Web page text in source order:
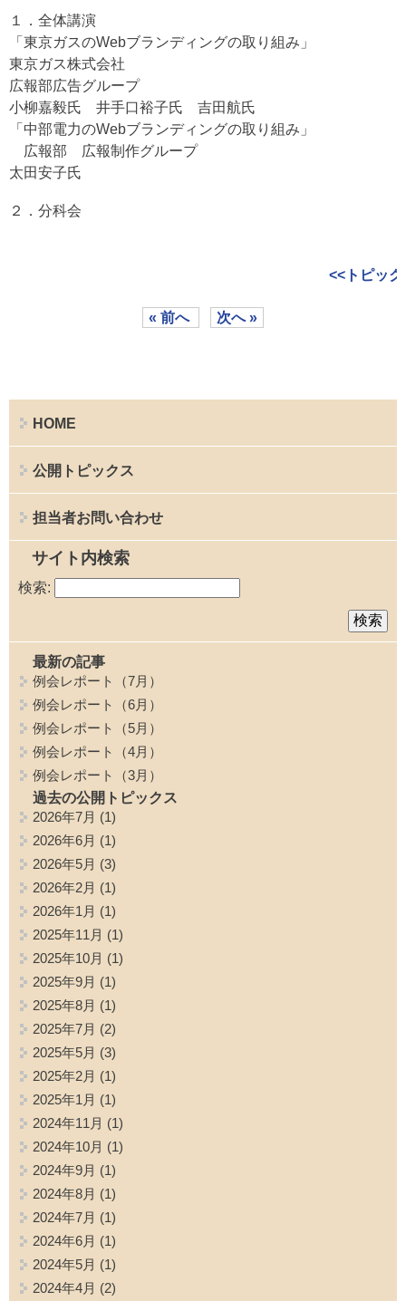
１．全体講演
「東京ガスのWebブランディングの取り組み」
東京ガス株式会社
広報部広告グループ
小柳嘉毅氏 井手口裕子氏 吉田航氏
「中部電力のWebブランディングの取り組み」
広報部 広報制作グループ
太田安子氏
２．分科会
<<トピッ
« 前へ 次へ »
HOME
公開トピックス
担当者お問い合わせ
サイト内検索
検索:
最新の記事
例会レポート（7月）
例会レポート（6月）
例会レポート（5月）
例会レポート（4月）
例会レポート（3月）
過去の公開トピックス
2026年7月 (1)
2026年6月 (1)
2026年5月 (3)
2026年2月 (1)
2026年1月 (1)
2025年11月 (1)
2025年10月 (1)
2025年9月 (1)
2025年8月 (1)
2025年7月 (2)
2025年5月 (3)
2025年2月 (1)
2025年1月 (1)
2024年11月 (1)
2024年10月 (1)
2024年9月 (1)
2024年8月 (1)
2024年7月 (1)
2024年6月 (1)
2024年5月 (1)
2024年4月 (2)